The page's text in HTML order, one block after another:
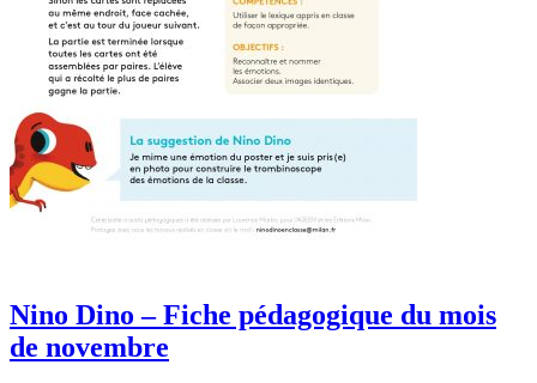
Nino Dino – Fiche pédagogique du mois
de novembre